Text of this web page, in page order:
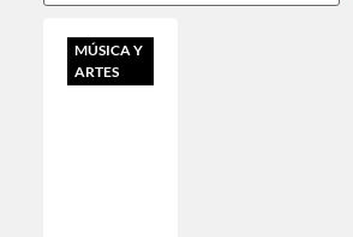
MÚSICA Y
ARTES